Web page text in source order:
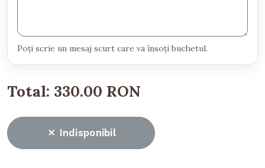
Poți scrie un mesaj scurt care va însoți buchetul.
Total: 330.00 RON
Indisponibil